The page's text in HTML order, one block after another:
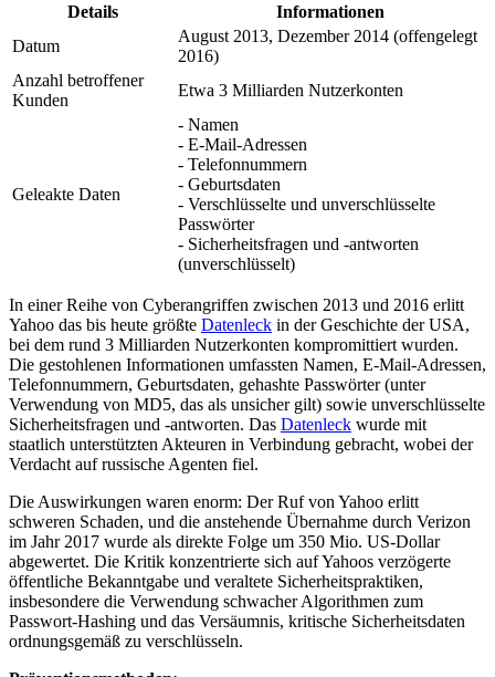
Details
Informationen
Datum
August 2013, Dezember 2014 (offengelegt
2016)
Anzahl betroffener
Kunden
Etwa 3 Milliarden Nutzerkonten
Geleakte Daten
- Namen
- E-Mail-Adressen
- Telefonnummern
- Geburtsdaten
- Verschlüsselte und unverschlüsselte
Passwörter
- Sicherheitsfragen und -antworten
(unverschlüsselt)
In einer Reihe von Cyberangriffen zwischen 2013 und 2016 erlitt
Yahoo das bis heute größte Datenleck in der Geschichte der USA,
bei dem rund 3 Milliarden Nutzerkonten kompromittiert wurden.
Die gestohlenen Informationen umfassten Namen, E-Mail-Adressen,
Telefonnummern, Geburtsdaten, gehashte Passwörter (unter
Verwendung von MD5, das als unsicher gilt) sowie unverschlüsselte
Sicherheitsfragen und -antworten. Das Datenleck wurde mit
staatlich unterstützten Akteuren in Verbindung gebracht, wobei der
Verdacht auf russische Agenten fiel.
Die Auswirkungen waren enorm: Der Ruf von Yahoo erlitt
schweren Schaden, und die anstehende Übernahme durch Verizon
im Jahr 2017 wurde als direkte Folge um 350 Mio. US-Dollar
abgewertet. Die Kritik konzentrierte sich auf Yahoos verzögerte
öffentliche Bekanntgabe und veraltete Sicherheitspraktiken,
insbesondere die Verwendung schwacher Algorithmen zum
Passwort-Hashing und das Versäumnis, kritische Sicherheitsdaten
ordnungsgemäß zu verschlüsseln.